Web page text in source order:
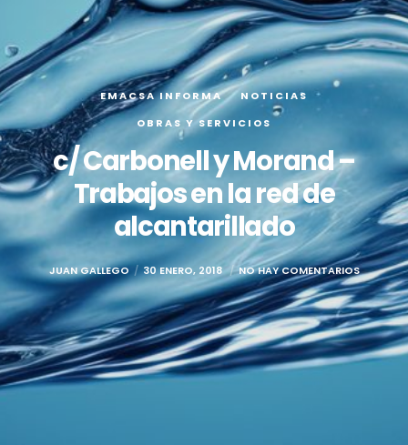
EMACSA INFORMA
NOTICIAS
OBRAS Y SERVICIOS
c/ Carbonell y Morand –
Trabajos en la red de
alcantarillado
JUAN GALLEGO 30 ENERO, 2018 NO HAY COMENTARIOS